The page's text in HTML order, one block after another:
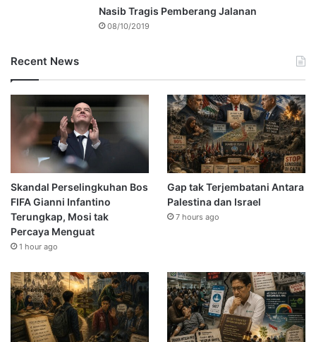
Nasib Tragis Pemberang Jalanan
08/10/2019
Recent News
Skandal Perselingkuhan Bos
FIFA Gianni Infantino
Terungkap, Mosi tak
Percaya Menguat
1 hour ago
Gap tak Terjembatani Antara
Palestina dan Israel
7 hours ago